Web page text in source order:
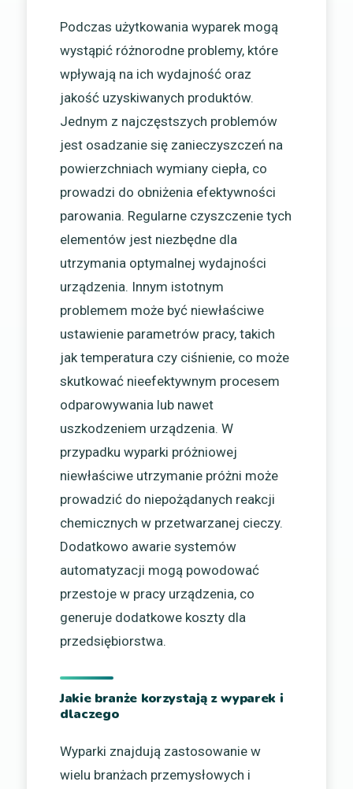
Podczas użytkowania wyparek mogą
wystąpić różnorodne problemy, które
wpływają na ich wydajność oraz
jakość uzyskiwanych produktów.
Jednym z najczęstszych problemów
jest osadzanie się zanieczyszczeń na
powierzchniach wymiany ciepła, co
prowadzi do obniżenia efektywności
parowania. Regularne czyszczenie tych
elementów jest niezbędne dla
utrzymania optymalnej wydajności
urządzenia. Innym istotnym
problemem może być niewłaściwe
ustawienie parametrów pracy, takich
jak temperatura czy ciśnienie, co może
skutkować nieefektywnym procesem
odparowywania lub nawet
uszkodzeniem urządzenia. W
przypadku wyparki próżniowej
niewłaściwe utrzymanie próżni może
prowadzić do niepożądanych reakcji
chemicznych w przetwarzanej cieczy.
Dodatkowo awarie systemów
automatyzacji mogą powodować
przestoje w pracy urządzenia, co
generuje dodatkowe koszty dla
przedsiębiorstwa.
Jakie branże korzystają z wyparek i
dlaczego
Wyparki znajdują zastosowanie w
wielu branżach przemysłowych i